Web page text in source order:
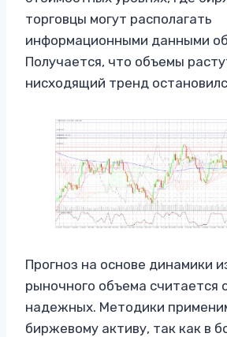
торговцы могут располагать
информационными данными
Получается, что объемы
нисходящий тренд
Прогноз на основе динамики
рыночного объема считается
надежных. Методики
биржевому активу, так как в